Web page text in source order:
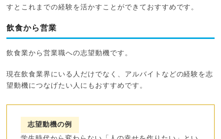
すとこれまでの経験を活かすことができておすすめです。
飲食から営業
飲食業から営業職への志望動機です。
現在飲食業界にいる人だけでなく、アルバイトなどの経験を志
望動機につなげたい人にもおすすめです。
志望動機の例